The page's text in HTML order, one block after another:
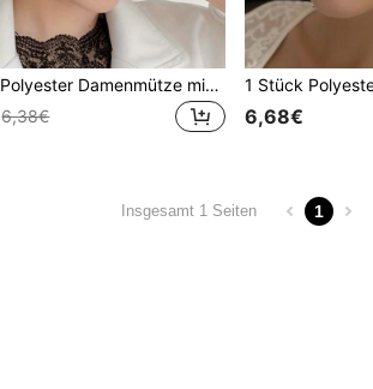
1 Stück Polyester Damenmütze mit Schleifenmuster und kariertem Muster, mit Strass-Verzierung vorne, für alle Jahreszeiten, elegante & zarte hautfreundliche Schlafmütze zum Valentinstag
6,38€ 6,68€
Insgesamt 1 Seiten 1